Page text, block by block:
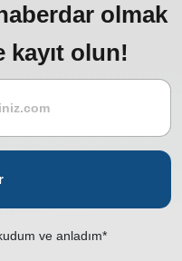
olmak
olun!
ve anladım*